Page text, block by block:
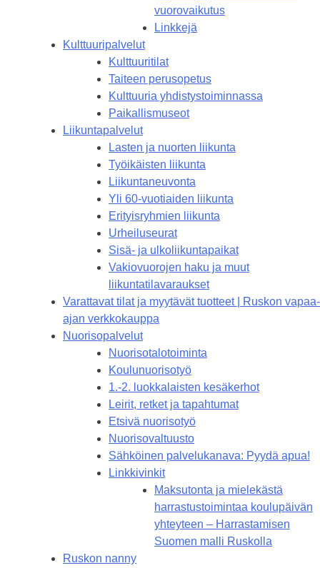
vuorovaikutus
Linkkejä
Kulttuuripalvelut
Kulttuuritilat
Taiteen perusopetus
Kulttuuria yhdistystoiminnassa
Paikallismuseot
Liikuntapalvelut
Lasten ja nuorten liikunta
Työikäisten liikunta
Liikuntaneuvonta
Yli 60-vuotiaiden liikunta
Erityisryhmien liikunta
Urheiluseurat
Sisä- ja ulkoliikuntapaikat
Vakiovuorojen haku ja muut
liikuntatilavaraukset
Varattavat tilat ja myytävät tuotteet | Ruskon vapaa-
ajan verkkokauppa
Nuorisopalvelut
Nuorisotalotoiminta
Koulunuorisotyö
1.-2. luokkalaisten kesäkerhot
Leirit, retket ja tapahtumat
Etsivä nuorisotyö
Nuorisovaltuusto
Sähköinen palvelukanava: Pyydä apua!
Linkkivinkit
Maksutonta ja mielekästä
harrastustoimintaa koulupäivän
yhteyteen – Harrastamisen
Suomen malli Ruskolla
Ruskon nanny